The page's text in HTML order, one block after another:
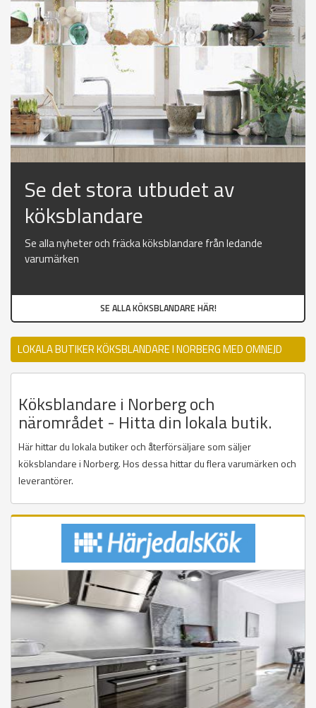
Se det stora utbudet av
köksblandare
Se alla nyheter och fräcka köksblandare från ledande
varumärken
SE ALLA KÖKSBLANDARE HÄR!
LOKALA BUTIKER KÖKSBLANDARE I NORBERG MED OMNEJD
Köksblandare i Norberg och
närområdet - Hitta din lokala butik.
Här hittar du lokala butiker och återförsäljare som säljer
köksblandare i Norberg. Hos dessa hittar du flera varumärken och
leverantörer.